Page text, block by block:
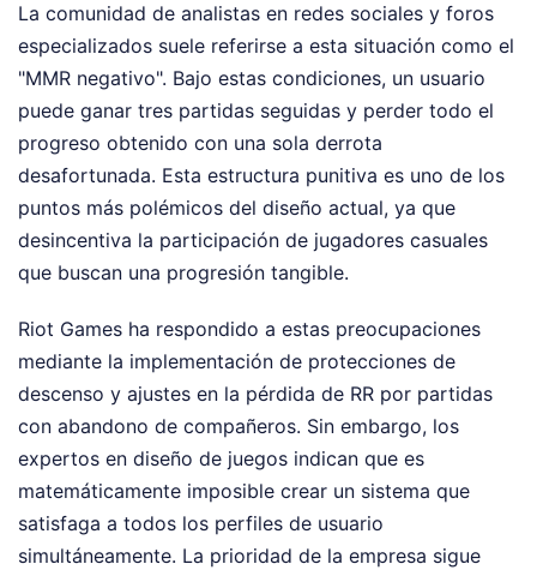
La comunidad de analistas en redes sociales y foros
especializados suele referirse a esta situación como el
"MMR negativo". Bajo estas condiciones, un usuario
puede ganar tres partidas seguidas y perder todo el
progreso obtenido con una sola derrota
desafortunada. Esta estructura punitiva es uno de los
puntos más polémicos del diseño actual, ya que
desincentiva la participación de jugadores casuales
que buscan una progresión tangible.
Riot Games ha respondido a estas preocupaciones
mediante la implementación de protecciones de
descenso y ajustes en la pérdida de RR por partidas
con abandono de compañeros. Sin embargo, los
expertos en diseño de juegos indican que es
matemáticamente imposible crear un sistema que
satisfaga a todos los perfiles de usuario
simultáneamente. La prioridad de la empresa sigue